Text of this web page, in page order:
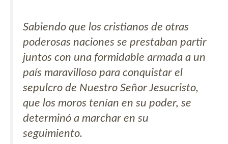
Sabiendo que los cristianos de otras
poderosas naciones se prestaban partir
juntos con una formidable armada a un
país maravilloso para conquistar el
sepulcro de Nuestro Señor Jesucristo,
que los moros tenían en su poder, se
determinó a marchar en su
seguimiento.